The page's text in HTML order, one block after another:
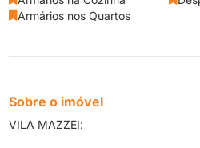
Armários nos Quartos
Sobre o imóvel
VILA MAZZEI: